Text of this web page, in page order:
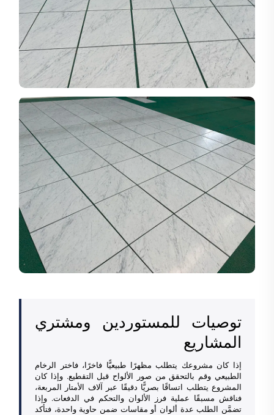
توصيات للمستوردين ومشتري
المشاريع
إذا كان مشروعك يتطلب مظهرًا طبيعيًّا فاخرًا، فاختر الرخام
الطبيعي وقم بالتحقق من صور الألواح قبل التقطيع. وإذا كان
المشروع يتطلب اتساقًا بصريًّا دقيقًا عبر آلاف الأمتار المربعة،
فناقش مسبقًا عملية فرز الألوان والتحكم في الدفعات. وإذا
تضمَّن الطلب عدة ألوان أو مقاسات ضمن حاوية واحدة، فتأكد